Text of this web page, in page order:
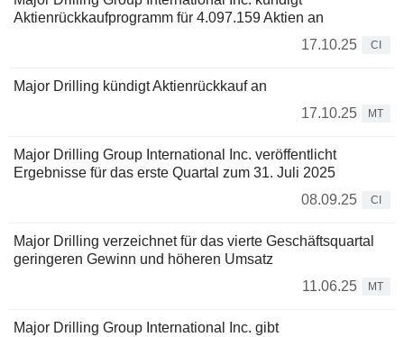
Aktienrückkaufprogramm für 4.097.159 Aktien an
17.10.25
CI
Major Drilling kündigt Aktienrückkauf an
17.10.25
MT
Major Drilling Group International Inc. veröffentlicht
Ergebnisse für das erste Quartal zum 31. Juli 2025
08.09.25
CI
Major Drilling verzeichnet für das vierte Geschäftsquartal
geringeren Gewinn und höheren Umsatz
11.06.25
MT
Major Drilling Group International Inc. gibt